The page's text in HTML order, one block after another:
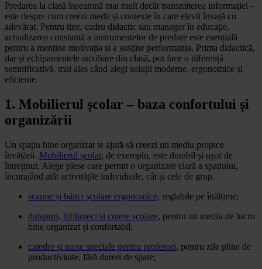
Predarea la clasă înseamnă mai mult decât transmiterea informației –
este despre cum creezi medii și contexte în care elevii învață cu
adevărat. Pentru tine, cadru didactic sau manager în educație,
actualizarea constantă a instrumentelor de predare este esențială
pentru a menține motivația și a susține performanța. Prima didactică,
dar și echipamentele auxiliare din clasă, pot face o diferență
semnificativă, mai ales când alegi soluții moderne, ergonomice și
eficiente.
1. Mobilierul școlar – baza confortului și
organizării
Un spațiu bine organizat te ajută să creezi un mediu propice
învățării. Mobilierul școlar, de exemplu, este durabil și ușor de
întreținut. Alege piese care permit o organizare clară a spațiului,
încurajând atât activitățile individuale, cât și cele de grup.
scaune și bănci școlare ergonomice, reglabile pe înălțime;
dulapuri, biblioteci și cuiere școlare, pentru un mediu de lucru
bine organizat și confortabil;
catedre și mese speciale pentru profesori, pentru zile pline de
productivitate, fără dureri de spate;